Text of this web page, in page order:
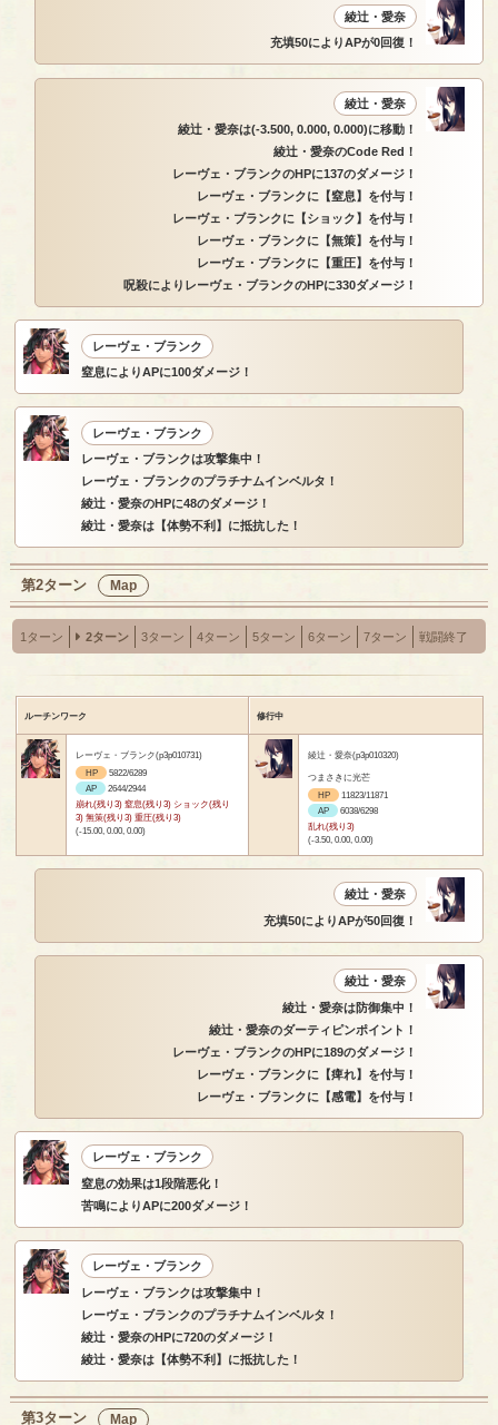
綾辻・愛奈
充填50によりAPが0回復！
綾辻・愛奈
綾辻・愛奈は(-3.500, 0.000, 0.000)に移動！
綾辻・愛奈のCode Red！
レーヴェ・ブランクのHPに137のダメージ！
レーヴェ・ブランクに【窒息】を付与！
レーヴェ・ブランクに【ショック】を付与！
レーヴェ・ブランクに【無策】を付与！
レーヴェ・ブランクに【重圧】を付与！
呪殺によりレーヴェ・ブランクのHPに330ダメージ！
レーヴェ・ブランク
窒息によりAPに100ダメージ！
レーヴェ・ブランク
レーヴェ・ブランクは攻撃集中！
レーヴェ・ブランクのプラチナムインベルタ！
綾辻・愛奈のHPに48のダメージ！
綾辻・愛奈は【体勢不利】に抵抗した！
第2ターン Map
1ターン 2ターン 3ターン 4ターン 5ターン 6ターン 7ターン 戦闘終了
ルーチンワーク 修行中
レーヴェ・ブランク(p3p010731)
HP
5822/6289
AP
2644/2944
崩れ(残り3) 窒息(残り3) ショック(残り
3) 無策(残り3) 重圧(残り3)
(-15.00, 0.00, 0.00)
綾辻・愛奈(p3p010320)
つまさきに光芒
HP
11823/11871
AP
6038/6298
乱れ(残り3)
(-3.50, 0.00, 0.00)
綾辻・愛奈
充填50によりAPが50回復！
綾辻・愛奈
綾辻・愛奈は防御集中！
綾辻・愛奈のダーティピンポイント！
レーヴェ・ブランクのHPに189のダメージ！
レーヴェ・ブランクに【痺れ】を付与！
レーヴェ・ブランクに【感電】を付与！
レーヴェ・ブランク
窒息の効果は1段階悪化！
苦鳴によりAPに200ダメージ！
レーヴェ・ブランク
レーヴェ・ブランクは攻撃集中！
レーヴェ・ブランクのプラチナムインベルタ！
綾辻・愛奈のHPに720のダメージ！
綾辻・愛奈は【体勢不利】に抵抗した！
第3ターン Map